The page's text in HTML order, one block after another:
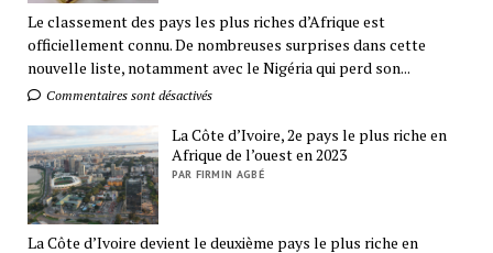
Le classement des pays les plus riches d’Afrique est
officiellement connu. De nombreuses surprises dans cette
nouvelle liste, notamment avec le Nigéria qui perd son...
Commentaires sont désactivés
La Côte d’Ivoire, 2e pays le plus riche en
Afrique de l’ouest en 2023
PAR FIRMIN AGBÉ
La Côte d’Ivoire devient le deuxième pays le plus riche en